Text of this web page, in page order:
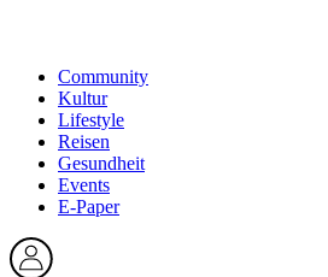
Community
Kultur
Lifestyle
Reisen
Gesundheit
Events
E-Paper